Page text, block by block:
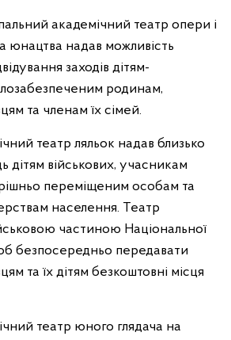
академічний театр опери і
юнацтва надав можливість
заходів дітям-
родинам,
та членам їх сімей.
театр ляльок надав близько
дітям військових, учасникам
переміщеним особам та
населення. Театр
частиною Національної
безпосередньо передавати
та їх дітям безкоштовні місця
театр юного глядача на